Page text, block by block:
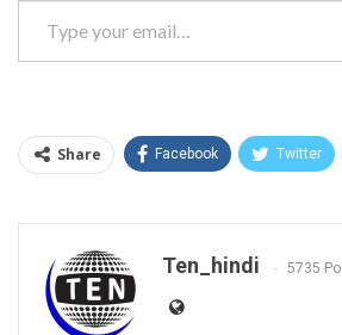
Share Facebook Twitter
Ten_hindi 5735